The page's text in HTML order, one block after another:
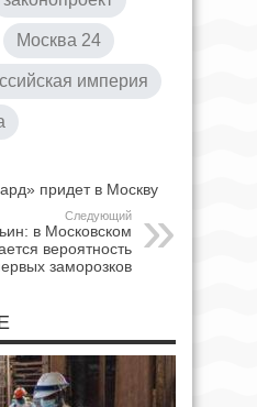
Москва 24
империя
придет в Москву
Следующий
в Московском
вероятность
заморозков